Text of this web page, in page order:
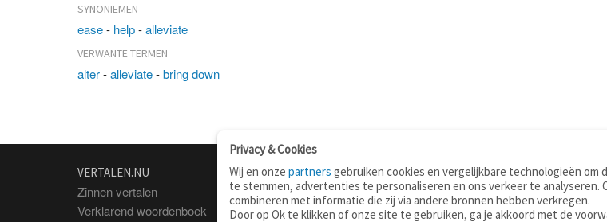
SYNONIEMEN
ease- help-alleviate
VERWANTE TERMEN
alter-alleviate-bring down
VERTALEN.NU
Zinnen vertalen
Verklarend woordenboek
OVER
Over deze site
Contact
TOOLS
Apps
Mobiel
Privacy & Cookies
Wij en onze partners gebruiken cookies en vergelijkbare technologieën om
te stemmen, advertenties te personaliseren en ons verkeer te analyseren.
combineren met informatie die zij via andere bronnen hebben verkregen.
Door op Ok te klikken of onze site te gebruiken, ga je akkoord met de